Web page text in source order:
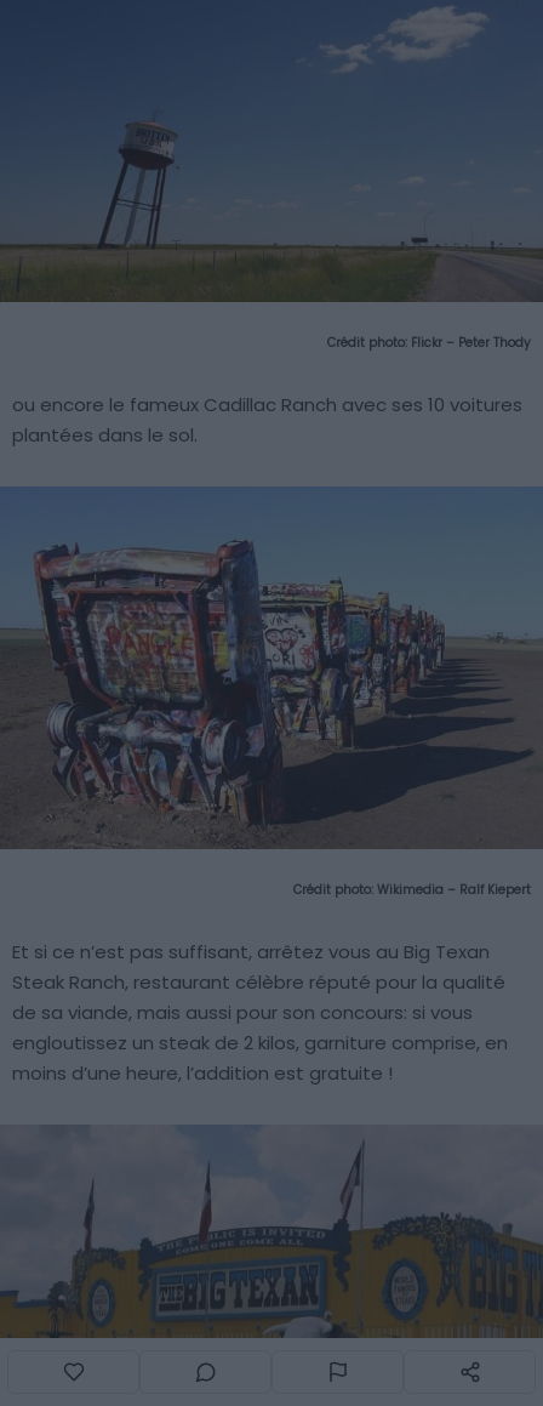
Crédit photo: Flickr – Peter Thody
ou encore le fameux Cadillac Ranch avec ses 10 voitures
plantées dans le sol.
Crédit photo: Wikimedia – Ralf Kiepert
Et si ce n’est pas suffisant, arrêtez vous au Big Texan
Steak Ranch, restaurant célèbre réputé pour la qualité
de sa viande, mais aussi pour son concours: si vous
engloutissez un steak de 2 kilos, garniture comprise, en
moins d’une heure, l’addition est gratuite !